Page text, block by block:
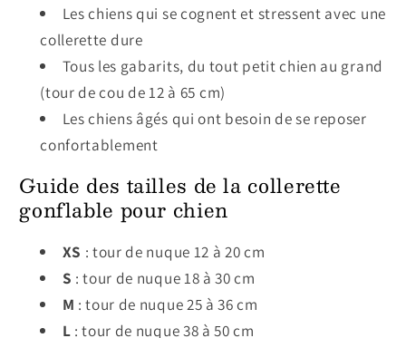
Les chiens qui se cognent et stressent avec une
collerette dure
Tous les gabarits, du tout petit chien au grand
(tour de cou de 12 à 65 cm)
Les chiens âgés qui ont besoin de se reposer
confortablement
Guide des tailles de la collerette
gonflable pour chien
XS : tour de nuque 12 à 20 cm
S : tour de nuque 18 à 30 cm
M : tour de nuque 25 à 36 cm
L : tour de nuque 38 à 50 cm